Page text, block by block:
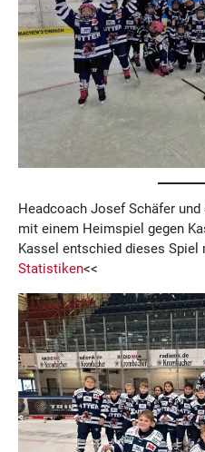
Headcoach Josef Schäfer
mit einem Heimspiel gegen
Kassel entschied dieses Spiel
Statistiken<<